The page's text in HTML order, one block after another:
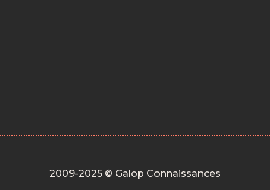
2009-2025 © Galop Connaissances